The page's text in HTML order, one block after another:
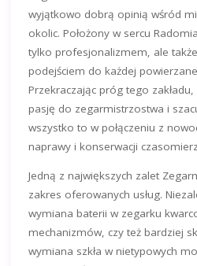
wyjątkowo dobrą opinią wśród
okolic. Położony w sercu
tylko profesjonalizmem, ale
podejściem do każdej
Przekraczając próg tego
pasję do zegarmistrzostwa i
wszystko to w połączeniu z
naprawy i konserwacji
Jedną z największych zalet
zakres oferowanych usług.
wymiana baterii w zegarku
mechanizmów, czy też bardziej
wymiana szkła w nietypowych